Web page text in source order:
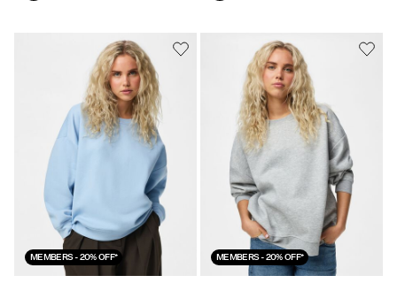
MEMBERS - 20% OFF* MEMBERS - 20% OFF*